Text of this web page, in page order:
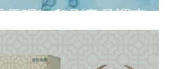
雪吧》印刷意見調查